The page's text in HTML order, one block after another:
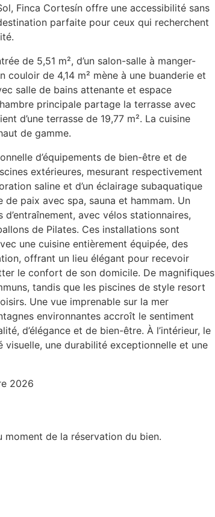
Finca Cortesín offre une accessibilité sans
parfaite pour ceux qui recherchent
de 5,51 m², d’un salon-salle à manger-
couloir de 4,14 m² mène à une buanderie et
salle de bains attenante et espace
principale partage la terrasse avec
d’une terrasse de 19,77 m². La cuisine
de gamme.
d’équipements de bien-être et de
extérieures, mesurant respectivement
saline et d’un éclairage subaquatique
paix avec spa, sauna et hammam. Un
avec vélos stationnaires,
de Pilates. Ces installations sont
une cuisine entièrement équipée, des
offrant un lieu élégant pour recevoir
le confort de son domicile. De magnifiques
tandis que les piscines de style resort
Une vue imprenable sur la mer
environnantes accroît le sentiment
d’élégance et de bien-être. À l’intérieur, le
une durabilité exceptionnelle et une
2026
moment de la réservation du bien.